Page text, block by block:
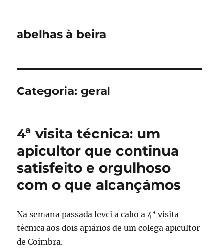
abelhas à beira
Categoria:geral
4ª visita técnica: um
apicultor que continua
satisfeito e orgulhoso
com o que alcançámos
Na semana passada levei a cabo a 4ª visita
técnica aos dois apiários de um colega apicultor
de Coimbra.